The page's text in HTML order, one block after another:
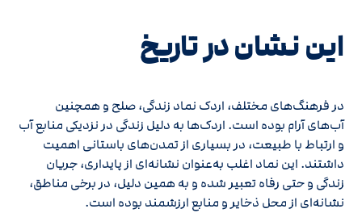
این نشان در تاریخ
در فرهنگ‌های مختلف، اردک نماد زندگی، صلح و همچنین
آب‌های آرام بوده است. اردک‌ها به دلیل زندگی در نزدیکی منابع آب
و ارتباط با طبیعت، در بسیاری از تمدن‌های باستانی اهمیت
داشتند. این نماد اغلب به‌عنوان نشانه‌ای از پایداری، جریان
زندگی و حتی رفاه تعبیر شده و به همین دلیل، در برخی مناطق،
نشانه‌ای از محل ذخایر و منابع ارزشمند بوده است.